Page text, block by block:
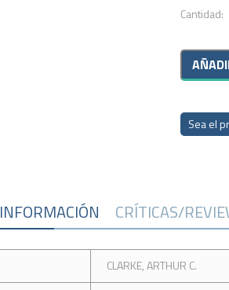
Cantidad:
Sea el
INFORMACIÓN CRÍTICAS/
CLARKE, ARTHUR C.